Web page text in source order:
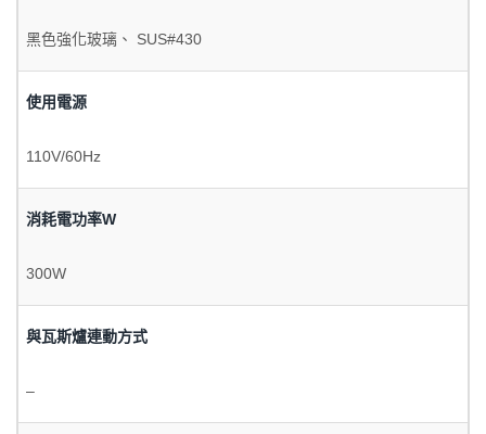
黑色強化玻璃、 SUS#430
使用電源
110V/60Hz
消耗電功率W
300W
與瓦斯爐連動方式
–